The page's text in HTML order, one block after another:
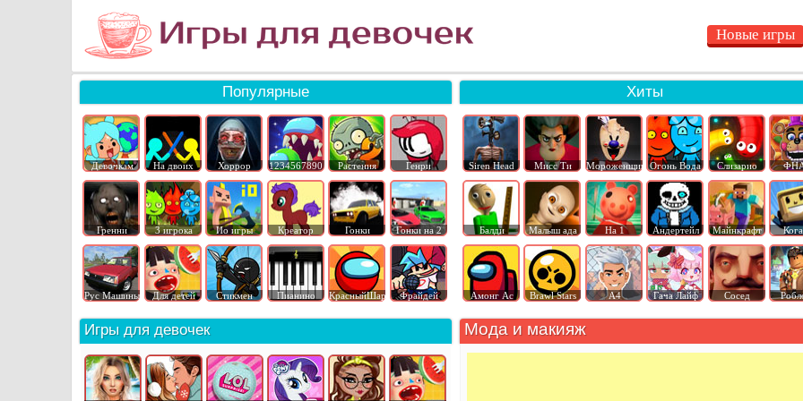
Новые игры
Популярные
Девочкам На двоих Хоррор 1234567890 Растения Генри
Гренни 3 игрока Ио игры Креатор Гонки Гонки на 2
Рус Машины Для детей Стикмен Пианино КрасныйШар Фрайдей
Хиты
Siren Head Мисс Ти Мороженщик Огонь Вода Слизарио
Балди Малыш ада На 1 Андертейл Майнкрафт
Амонг Ас Brawl Stars А4 Гача Лайф Сосед
Мода и макияж
Игры для девочек